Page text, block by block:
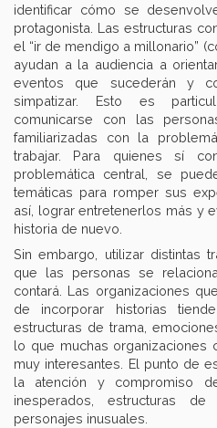
identificar cómo se
protagonista. Las estructuras
el “ir de mendigo a millonario”
ayudan a la audiencia a
eventos que sucederán y
simpatizar. Esto es
comunicarse con las
familiarizadas con la
trabajar. Para quienes sí
problemática central, se
temáticas para romper sus
así, lograr entretenerlos más y
historia de nuevo.
Sin embargo, utilizar distintas
que las personas se
contará. Las organizaciones
de incorporar historias
estructuras de trama,
lo que muchas organizaciones
muy interesantes. El punto de
la atención y compromiso
inesperados, estructuras
personajes inusuales.